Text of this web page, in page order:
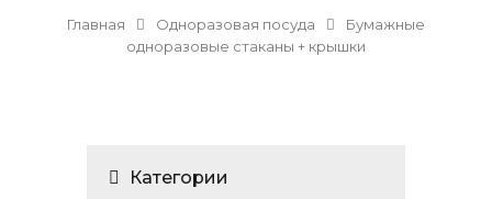
Главная Одноразовая посуда
Бумажные
одноразовые стаканы + крышки
Категории